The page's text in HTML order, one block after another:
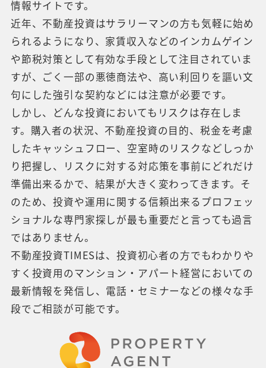
情報サイトです。
近年、不動産投資はサラリーマンの方も気軽に始め
られるようになり、家賃収入などのインカムゲイン
や節税対策として有効な手段として注目されていま
すが、ごく一部の悪徳商法や、高い利回りを謳い文
句にした強引な契約などには注意が必要です。
しかし、どんな投資においてもリスクは存在しま
す。購入者の状況、不動産投資の目的、税金を考慮
したキャッシュフロー、空室時のリスクなどしっか
り把握し、リスクに対する対応策を事前にどれだけ
準備出来るかで、結果が大きく変わってきます。そ
のため、投資や運用に関する信頼出来るプロフェッ
ショナルな専門家探しが最も重要だと言っても過言
ではありません。
不動産投資TIMESは、投資初心者の方でもわかりや
すく投資用のマンション・アパート経営においての
最新情報を発信し、電話・セミナーなどの様々な手
段でご相談が可能です。